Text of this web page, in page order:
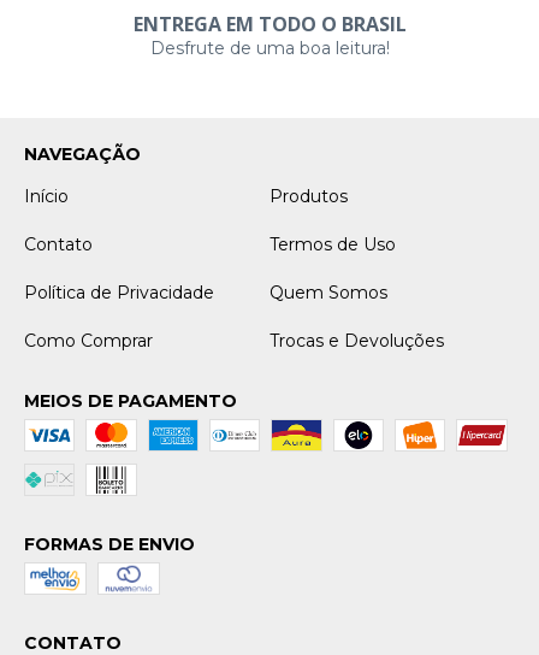
ENTREGA EM TODO O BRASIL
Desfrute de uma boa leitura!
NAVEGAÇÃO
Início
Produtos
Contato Termos de Uso
Política de Privacidade Quem Somos
Como Comprar Trocas e Devoluções
MEIOS DE PAGAMENTO
FORMAS DE ENVIO
CONTATO